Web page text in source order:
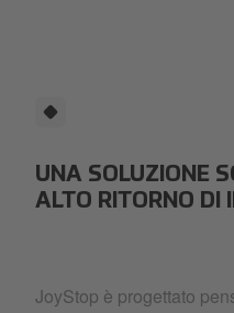
UNA SOLUZIONE
ALTO RITORNO DI
JoyStop è progettato